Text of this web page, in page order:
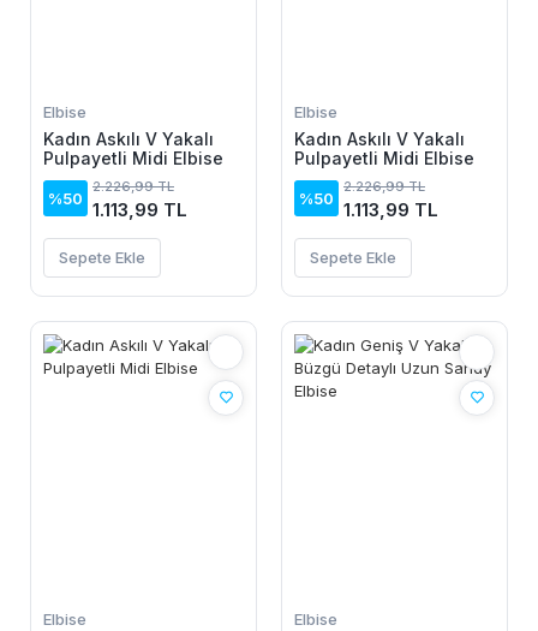
Elbise
Kadın Askılı V Yakalı
Pulpayetli Midi Elbise
%50
2.226,99 TL
1.113,99 TL
Sepete Ekle
Elbise
Kadın Askılı V Yakalı
Pulpayetli Midi Elbise
%50
2.226,99 TL
1.113,99 TL
Sepete Ekle
Elbise Elbise